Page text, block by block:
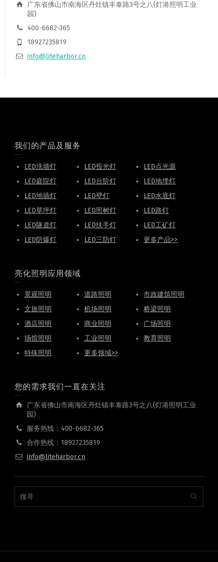
广东省佛山市南海区丹灶镇丰泰路3号之八(灯港照明工业
园)
400-6682-365
18927235819
info@liteharbor.cn
我们的产品及服务
LED洗墙灯 LED投光灯
LED点光源
LED庭院灯
LED台阶灯
LED地埋灯
LED地插灯
LED壁灯
LED水底灯
LED草坪灯
LED照树灯
LED路灯
LED隧道灯
LED扶手灯
LED工矿灯
LED防爆灯
LED三防灯 更多产品>>
亮化照明应用领域
景观照明 道路照明
市政建筑照明
文旅照明
机场照明
桥梁照明
酒店照明
商业照明
广场照明
场馆照明
工业照明
教育照明
特殊照明
更多领域>>
您的需求我们一直在关注
广东省佛山市南海区丹灶镇丰泰路3号之八(灯港照明工业
园)
服务热线：400-6682-365
合作热线：18927235819
info@liteharbor.cn